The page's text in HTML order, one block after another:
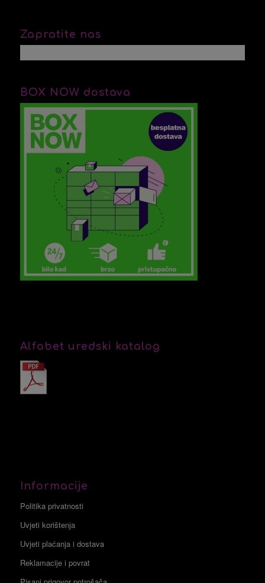
Zapratite nas
BOX NOW dostava
Alfabet uredski katalog
Informacije
Politika privatnosti
Uvjeti korištenja
Uvjeti plaćanja i dostava
Reklamacije i povrat